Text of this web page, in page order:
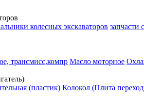
колесных экскаваторов запчасти
трансмисс,компр Масло моторное
(пластик) Колокол (Плита